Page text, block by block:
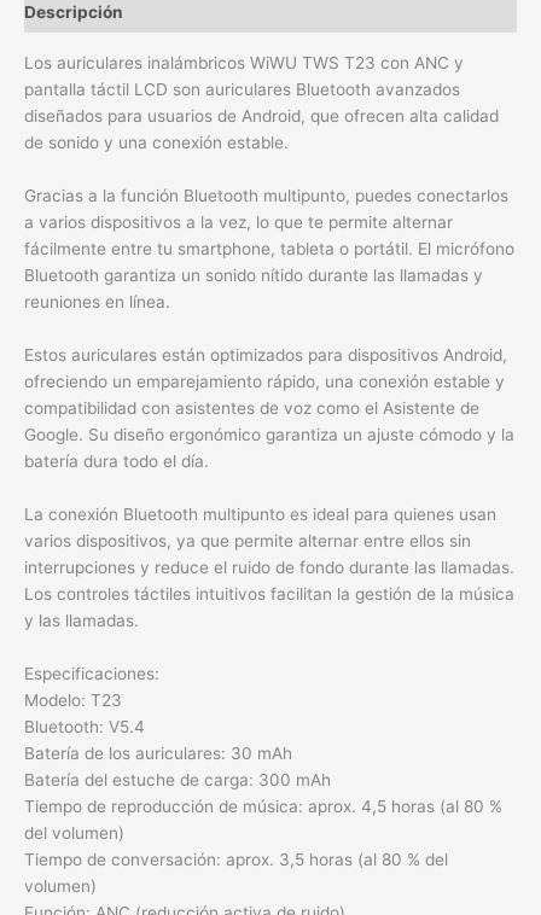
Descripción
Los auriculares inalámbricos WiWU TWS T23 con ANC y
pantalla táctil LCD son auriculares Bluetooth avanzados
diseñados para usuarios de Android, que ofrecen alta calidad
de sonido y una conexión estable.
Gracias a la función Bluetooth multipunto, puedes conectarlos
a varios dispositivos a la vez, lo que te permite alternar
fácilmente entre tu smartphone, tableta o portátil. El micrófono
Bluetooth garantiza un sonido nítido durante las llamadas y
reuniones en línea.
Estos auriculares están optimizados para dispositivos Android,
ofreciendo un emparejamiento rápido, una conexión estable y
compatibilidad con asistentes de voz como el Asistente de
Google. Su diseño ergonómico garantiza un ajuste cómodo y la
batería dura todo el día.
La conexión Bluetooth multipunto es ideal para quienes usan
varios dispositivos, ya que permite alternar entre ellos sin
interrupciones y reduce el ruido de fondo durante las llamadas.
Los controles táctiles intuitivos facilitan la gestión de la música
y las llamadas.
Especificaciones:
Modelo: T23
Bluetooth: V5.4
Batería de los auriculares: 30 mAh
Batería del estuche de carga: 300 mAh
Tiempo de reproducción de música: aprox. 4,5 horas (al 80 %
del volumen)
Tiempo de conversación: aprox. 3,5 horas (al 80 % del
volumen)